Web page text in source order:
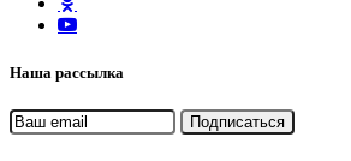
Наша рассылка